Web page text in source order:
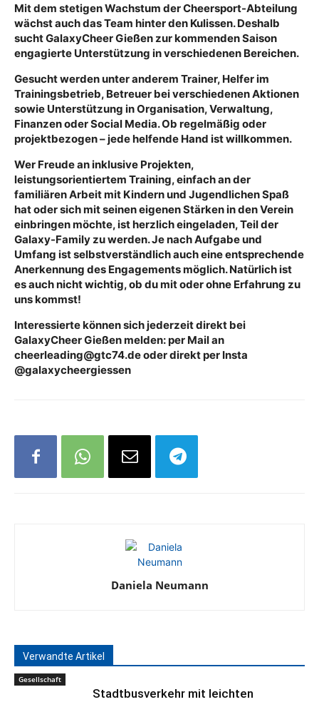
Mit dem stetigen Wachstum der Cheersport-Abteilung
wächst auch das Team hinter den Kulissen. Deshalb
sucht GalaxyCheer Gießen zur kommenden Saison
engagierte Unterstützung in verschiedenen Bereichen.
Gesucht werden unter anderem Trainer, Helfer im
Trainingsbetrieb, Betreuer bei verschiedenen Aktionen
sowie Unterstützung in Organisation, Verwaltung,
Finanzen oder Social Media. Ob regelmäßig oder
projektbezogen – jede helfende Hand ist willkommen.
Wer Freude an inklusive Projekten,
leistungsorientiertem Training, einfach an der
familiären Arbeit mit Kindern und Jugendlichen Spaß
hat oder sich mit seinen eigenen Stärken in den Verein
einbringen möchte, ist herzlich eingeladen, Teil der
Galaxy-Family zu werden. Je nach Aufgabe und
Umfang ist selbstverständlich auch eine entsprechende
Anerkennung des Engagements möglich. Natürlich ist
es auch nicht wichtig, ob du mit oder ohne Erfahrung zu
uns kommst!
Interessierte können sich jederzeit direkt bei
GalaxyCheer Gießen melden: per Mail an
cheerleading@gtc74.de oder direkt per Insta
@galaxycheergiessen
Daniela Neumann
Verwandte Artikel
Gesellschaft
Stadtbusverkehr mit leichten